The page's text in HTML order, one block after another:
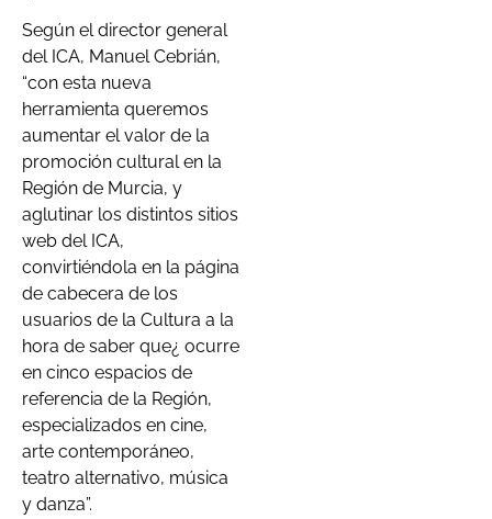
Según el director general
del ICA, Manuel Cebrián,
“con esta nueva
herramienta queremos
aumentar el valor de la
promoción cultural en la
Región de Murcia, y
aglutinar los distintos sitios
web del ICA,
convirtiéndola en la página
de cabecera de los
usuarios de la Cultura a la
hora de saber que¿ ocurre
en cinco espacios de
referencia de la Región,
especializados en cine,
arte contemporáneo,
teatro alternativo, música
y danza”.